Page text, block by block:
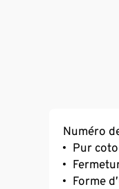
Numéro
Pur
Forme